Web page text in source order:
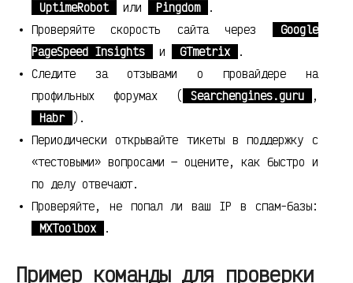
UptimeRobot
или Pingdom
.
Проверяйте скорость сайта через
Google
PageSpeed Insights
и GTmetrix
.
Следите за отзывами о провайдере на
профильных форумах (
Searchengines.guru
,
Habr
).
Периодически открывайте тикеты в поддержку с
«тестовыми» вопросами — оцените, как быстро и
по делу отвечают.
Проверяйте, не попал ли ваш IP в спам-базы:
MXToolbox
.
Пример команды для проверки